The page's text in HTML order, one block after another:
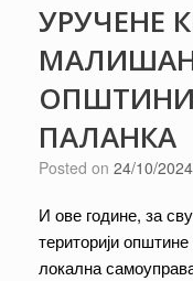
УРУЧЕНЕ
ОПШТИНИ
ПАЛАНКА
Posted on 24/10/2024
И ове године, за
територији
локална